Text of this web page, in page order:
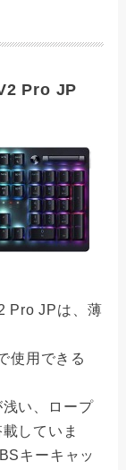
Pro JP
Pro JPは、薄
使用できる
い、ロープ
していま
キーキャッ